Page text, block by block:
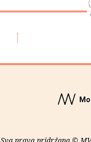
Sva prava pridržana ©